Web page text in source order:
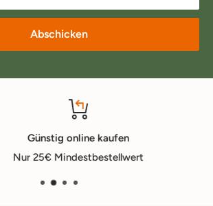
Abschicken
Günstig online kaufen
Nur 25€ Mindestbestellwert